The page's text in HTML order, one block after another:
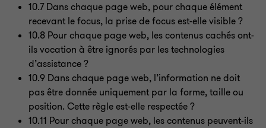
10.7 Dans chaque page web, pour chaque élément
recevant le focus, la prise de focus est-elle visible?
10.8 Pour chaque page web, les contenus cachés ont-
ils vocation à être ignorés par les technologies
d’assistance?
10.9 Dans chaque page web, l’information ne doit
pas être donnée uniquement par la forme, taille ou
position. Cette règle est-elle respectée?
10.11 Pour chaque page web, les contenus peuvent-ils